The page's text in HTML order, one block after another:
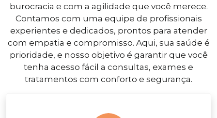
burocracia e com a agilidade que você merece.
Contamos com uma equipe de profissionais
experientes e dedicados, prontos para atender
com empatia e compromisso. Aqui, sua saúde é
prioridade, e nosso objetivo é garantir que você
tenha acesso fácil a consultas, exames e
tratamentos com conforto e segurança.